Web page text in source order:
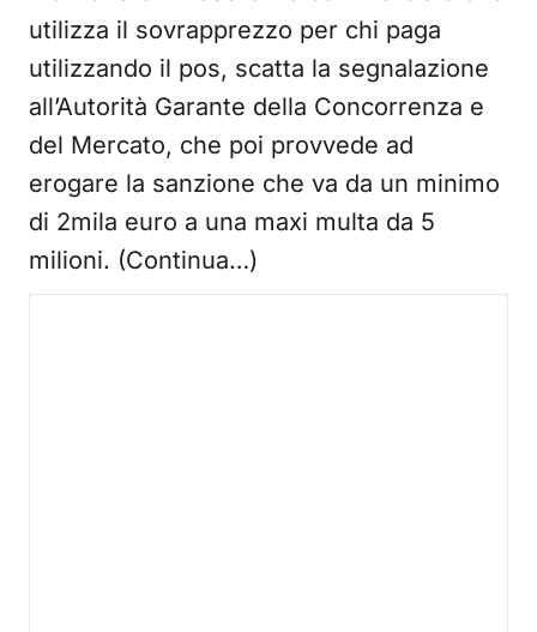
utilizza il sovrapprezzo per chi paga
utilizzando il pos, scatta la segnalazione
all’Autorità Garante della Concorrenza e
del Mercato, che poi provvede ad
erogare la sanzione che va da un minimo
di 2mila euro a una maxi multa da 5
milioni. (Continua…)